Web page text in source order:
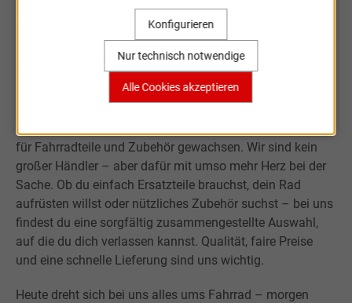
Sportartikel Online
Willkommen bei Sportartikel Online.
20 Jahre zu einem kleinen, aber verlässlichen Onlineshop
für Fahrradteile und Zubehör gewachsen. Wir sind kein
großer Händler – aber dafür mit umso mehr Herz bei der
Sache. Ob du einfach Ersatzteile brauchst, dein Rad
aufrüsten willst oder nützliches Zubehör suchst – bei uns
findest du eine sorgfältig zusammengestellte Auswahl,
auf die du dich verlassen kannst. Qualität, faire Preise
und eine schnelle Lieferung sind uns wichtig.
Heute dreht sich bei uns alles ums Fahrrad – morgen
Nur technisch notwendige
Konfigurieren
Alle Cookies akzeptieren